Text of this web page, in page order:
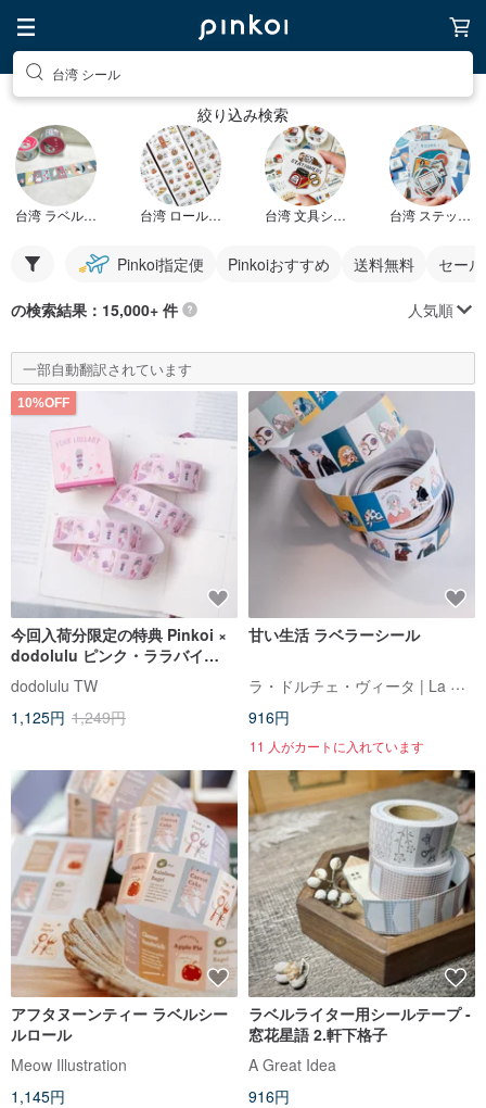
台湾 シール
絞り込み検索
台湾 ラベルシール 台湾 ロールシール 台湾 文具シール 台湾 ステッカーセット
Pinkoi指定便 Pinkoiおすすめ 送料無料 セー
の検索結果：15,000+ 件 人気順
一部自動翻訳されています
10%OFF
今回入荷分限定の特典 Pinkoi ×
dodolulu ピンク・ララバイ
(Pink Lullaby)ラベラーシール
dodolulu TW
1,125円 1,249円
甘い生活 ラベラーシール
ラ・ドルチェ・ヴィータ | La Dolce Vita
916円
11 人がカートに入れています
アフタヌーンティー ラベルシー
ルロール
Meow Illustration
1,145円
ラベルライター用シールテープ -
窓花星語 2.軒下格子
A Great Idea
916円